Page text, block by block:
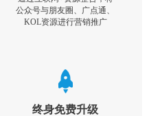
公众号与朋友圈、广点通、
KOL资源进行营销推广
终身免费升级